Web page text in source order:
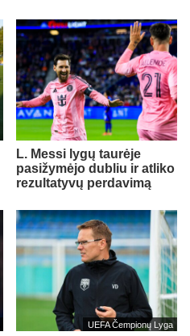
L. Messi lygų taurėje
pasižymėjo dubliu ir atliko
rezultatyvų perdavimą
UEFA Čempionų Lyga